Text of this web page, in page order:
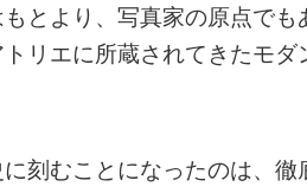
とより、写真家の原点で
リエに所蔵されてきたモ
刻むことになったのは、